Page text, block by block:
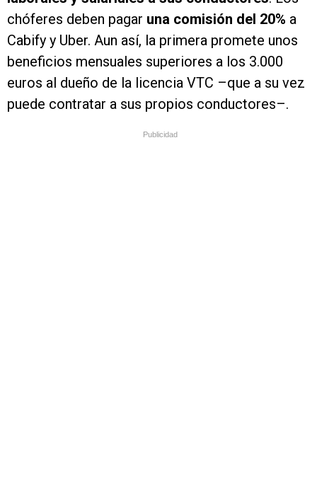
chóferes deben pagar una comisión del 20% a
Cabify y Uber. Aun así, la primera promete unos
beneficios mensuales superiores a los 3.000
euros al dueño de la licencia VTC –que a su vez
puede contratar a sus propios conductores–.
Publicidad